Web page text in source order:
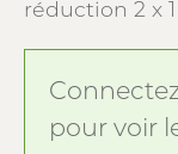
réduction 2 x 1
pour voir